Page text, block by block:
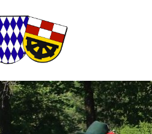
Suchbegriffe